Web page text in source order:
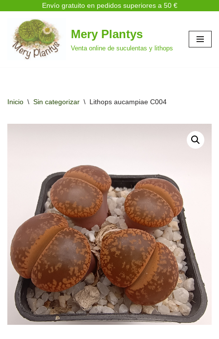
Envío gratuito en pedidos superiores a 50 €
Saltar
al
contenido
Mery Plantys
Venta online de suculentas y lithops
Inicio \ Sin categorizar \ Lithops aucampiae C004